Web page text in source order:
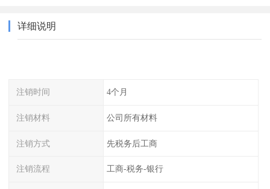
详细说明
注销时间 4个月
注销材料 公司所有材料
注销方式 先税务后工商
注销流程 工商-税务-银行